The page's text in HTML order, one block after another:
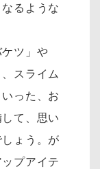
るような
ケツ」や
スライム
った、お
て、思い
ょう。が
プアイテ